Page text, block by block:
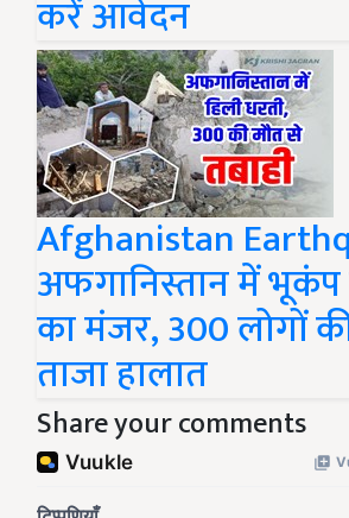
करें आवेदन
Afghanistan
अफगानिस्तान में भूकंप
का मंजर, 300 लोगों
ताजा हालात
Share your comments